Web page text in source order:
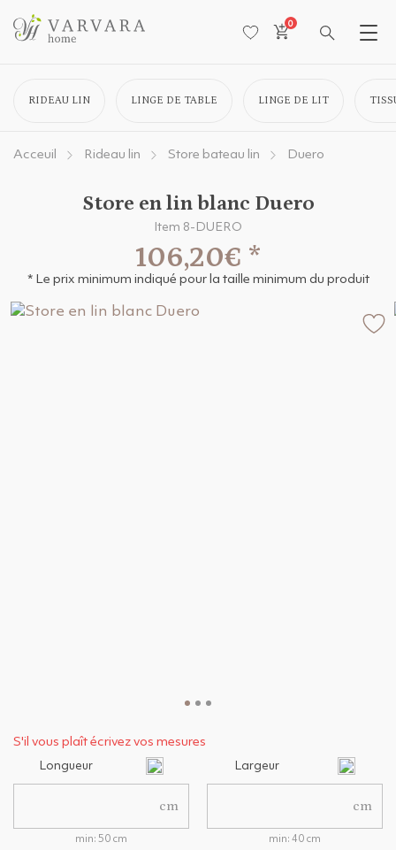
0
RIDEAU LIN LINGE DE TABLE LINGE DE LIT
Acceuil Rideau lin Store bateau lin Duero
Store en lin blanc Duero
Item 8-DUERO
106,20€ *
* Le prix minimum indiqué pour la taille minimum du produit
S'il vous plaît écrivez vos mesures
Longueur
cm
min: 50 cm
Largeur
cm
min: 40 cm